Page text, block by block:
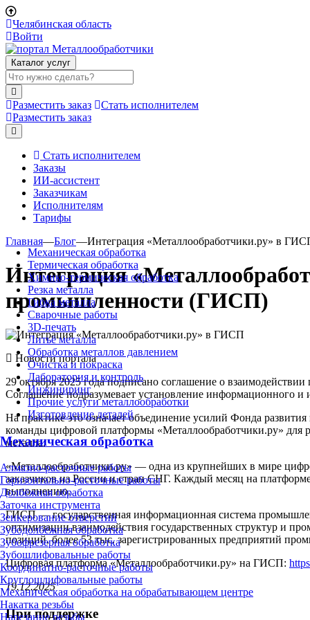
Челябинская область
Войти
Каталог услуг
Разместить заказ
Стать исполнителем
Разместить заказ
Стать исполнителем
Заказы
ИИ-ассистент
Заказчикам
Исполнителям
Тарифы
Механическая обработка
Термическая обработка
Химико-термическая обработка
Резка металла
Гибка металла
Сварочные работы
3D-печать
Литьё металла
Обработка металлов давлением
Очистка и покраска
Лаборатория и контроль
Инжиниринг
Прочие услуги металлообработки
Изготовление деталей
Механическая обработка
Алмазно-расточные работы
Горизонтально-расточные работы
Долбёжная обработка
Заточка инструмента
Зенкерование отверстий
Зубодолбёжная обработка
Зубофрезерная обработка
Зубошлифовальные работы
Координатно-расточные работы
Круглошлифовальные работы
Механическая обработка на обрабатывающем центре
Накатка резьбы
Нарезание резьбы
Главная—Блог—Интеграция «Металлообработчики.ру» в
Интеграция
промышленности (ГИСП)
Новости портала
29 октября 2025 года подписано соглашение о
Соглашение подразумевает установление информационного
На практике это означает объединение усилий Фонда
команды цифровой платформы «Металлообработчики.ру» для
металла.
«Металлообработчики.ру» — одна из крупнейших в мире
заказчиков из России и стран СНГ. Каждый месяц на
выполнению.
ГИСП — государственная информационная система
оптимизации взаимодействия государственных структур и
позиций, более 53 тыс. зарегистрированных предприятий
Цифровая платформа «Металлообработчики.ру» на ГИСП:
19.12.2025
При поддержке